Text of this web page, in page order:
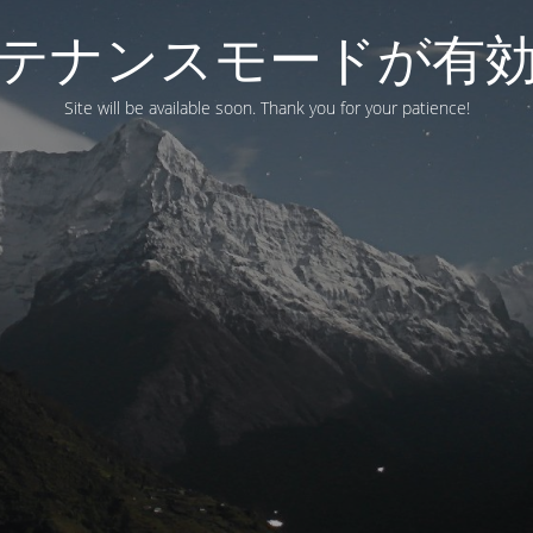
ナンスモードが有
Site will be available soon. Thank you for your patience!